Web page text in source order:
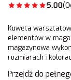
5.00
Kuweta
elementów w
magazynowa
rozmiarach i
Przejdź do